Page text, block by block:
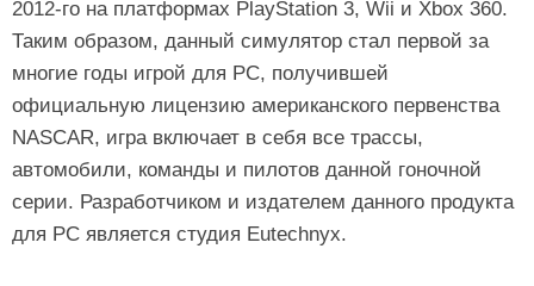
2012-го на платформах PlayStation 3, Wii и Xbox 360.
Таким образом, данный симулятор стал первой за
многие годы игрой для PC, получившей
официальную лицензию американского первенства
NASCAR, игра включает в себя все трассы,
автомобили, команды и пилотов данной гоночной
серии. Разработчиком и издателем данного продукта
для PC является студия Eutechnyx.